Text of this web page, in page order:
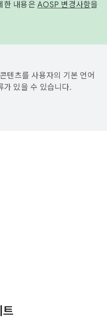
한 내용은 AOSP 변경사항을
텐츠를 사용자의 기본 언어
가 있을 수 있습니다.